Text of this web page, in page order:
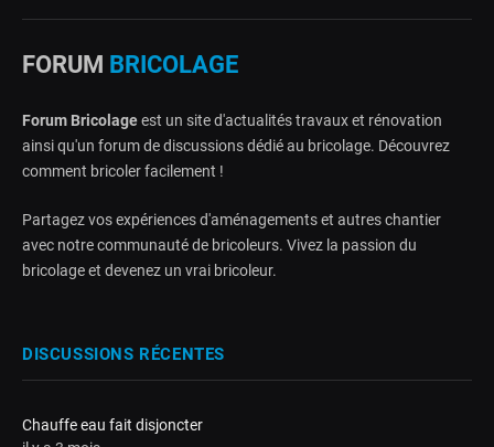
FORUM BRICOLAGE
Forum Bricolageest un site d'actualités travaux et rénovation
ainsi qu'un forum de discussions dédié au bricolage. Découvrez
comment bricoler facilement !
Partagez vos expériences d'aménagements et autres chantier
avec notre communauté de bricoleurs. Vivez la passion du
bricolage et devenez un vrai bricoleur.
DISCUSSIONS RÉCENTES
Chauffe eau fait disjoncter